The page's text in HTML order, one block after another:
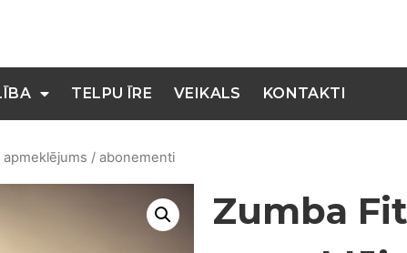
TELPU ĪRE VEIKALS KONTAKTI
/ abonementi
Zumba